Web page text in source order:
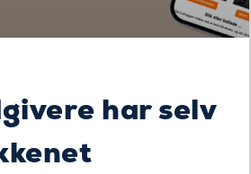
har selv